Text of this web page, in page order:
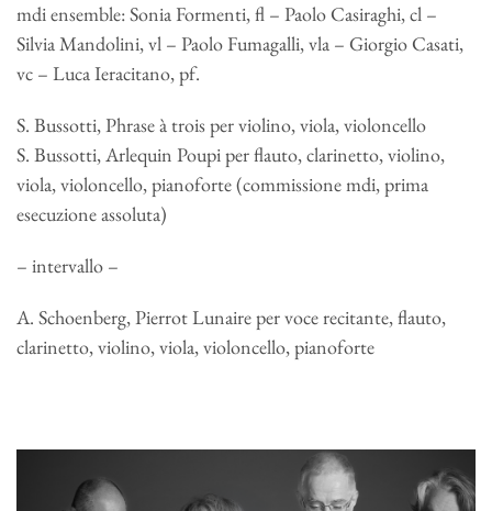
mdi ensemble: Sonia Formenti, fl – Paolo Casiraghi, cl –
Silvia Mandolini, vl – Paolo Fumagalli, vla – Giorgio Casati,
vc – Luca Ieracitano, pf.
S. Bussotti, Phrase à trois per violino, viola, violoncello
S. Bussotti, Arlequin Poupi per flauto, clarinetto, violino,
viola, violoncello, pianoforte (commissione mdi, prima
esecuzione assoluta)
– intervallo –
A. Schoenberg, Pierrot Lunaire per voce recitante, flauto,
clarinetto, violino, viola, violoncello, pianoforte